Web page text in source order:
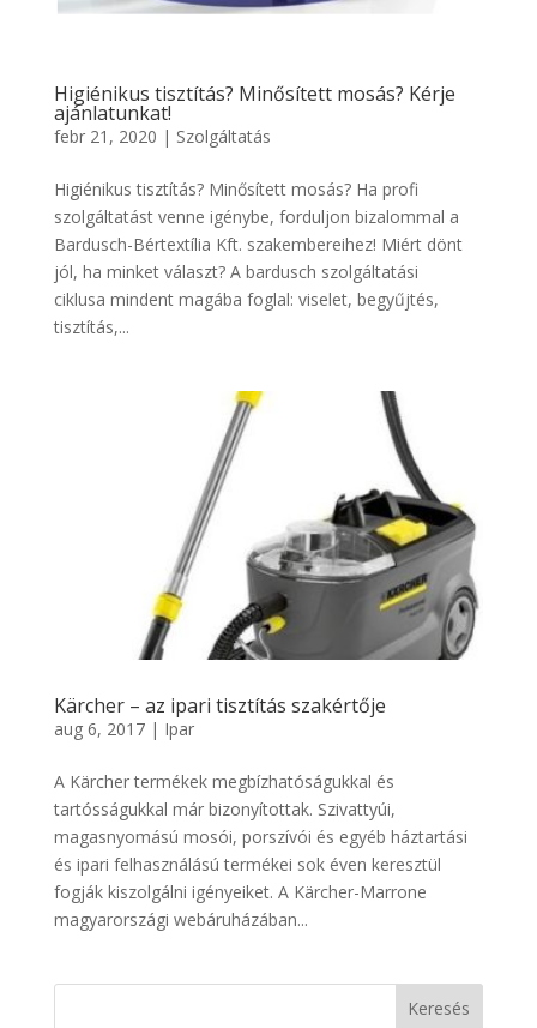
Higiénikus tisztítás? Minősített mosás? Kérje
ajánlatunkat!
febr 21, 2020 | Szolgáltatás
Higiénikus tisztítás? Minősített mosás? Ha profi
szolgáltatást venne igénybe, forduljon bizalommal a
Bardusch-Bértextília Kft. szakembereihez! Miért dönt
jól, ha minket választ? A bardusch szolgáltatási
ciklusa mindent magába foglal: viselet, begyűjtés,
tisztítás,...
Kärcher – az ipari tisztítás szakértője
aug 6, 2017| Ipar
A Kärcher termékek megbízhatóságukkal és
tartósságukkal már bizonyítottak. Szivattyúi,
magasnyomású mosói, porszívói és egyéb háztartási
és ipari felhasználású termékei sok éven keresztül
fogják kiszolgálni igényeiket. A Kärcher-Marrone
magyarországi webáruházában...